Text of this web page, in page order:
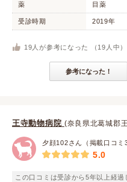
薬 目薬
受診時期 2019年
19 人が参考になった （ 19 人中）
参考になった！
王寺動物病院 (奈良県北葛城郡
夕顔102さん（掲載口コミ
5.0
この口コミは受診から5年以上経過